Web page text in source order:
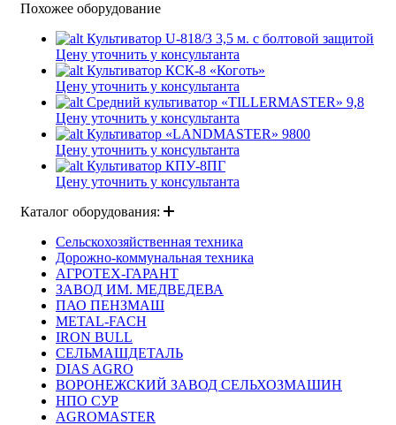
Похожее оборудование
Культиватор U-818/3 3,5 м. с болтовой защитой
Цену уточнить у консультанта
Культиватор КСК-8 «Коготь»
Цену уточнить у консультанта
Средний культиватор «TILLERMASTER» 9,8
Цену уточнить у консультанта
Культиватор «LANDMASTER» 9800
Цену уточнить у консультанта
Культиватор КПУ-8ПГ
Цену уточнить у консультанта
Каталог оборудования:
Сельскохозяйственная техника
Дорожно-коммунальная техника
АГРОТЕХ-ГАРАНТ
ЗАВОД ИМ. МЕДВЕДЕВА
ПАО ПЕНЗМАШ
METAL-FACH
IRON BULL
СЕЛЬМАШДЕТАЛЬ
DIAS AGRO
ВОРОНЕЖСКИЙ ЗАВОД СЕЛЬХОЗМАШИН
НПО СУР
AGROMASTER